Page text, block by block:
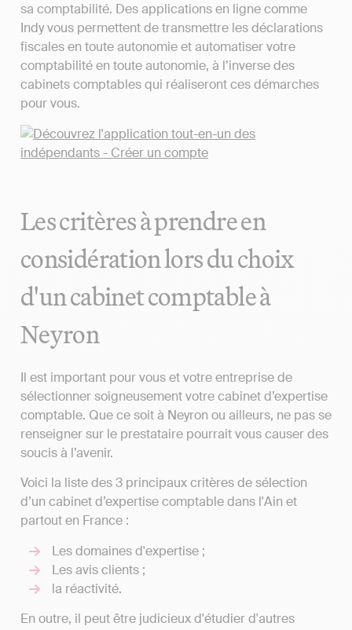
sa comptabilité. Des applications en ligne comme
Indy vous permettent de transmettre les déclarations
fiscales en toute autonomie et automatiser votre
comptabilité en toute autonomie, à l’inverse des
cabinets comptables qui réaliseront ces démarches
pour vous.
Les critères à prendre en
considération lors du choix
d'un cabinet comptable à
Neyron
Il est important pour vous et votre entreprise de
sélectionner soigneusement votre cabinet d’expertise
comptable. Que ce soit à Neyron ou ailleurs, ne pas se
renseigner sur le prestataire pourrait vous causer des
soucis à l’avenir.
Voici la liste des 3 principaux critères de sélection
d’un cabinet d’expertise comptable dans l'Ain et
partout en France :
Les domaines d'expertise ;
Les avis clients ;
la réactivité.
En outre, il peut être judicieux d'étudier d'autres